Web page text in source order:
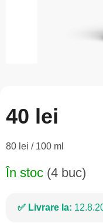
40 lei
Evaluare
80 lei / 100 ml
În stoc (4 buc)
Livrare la: